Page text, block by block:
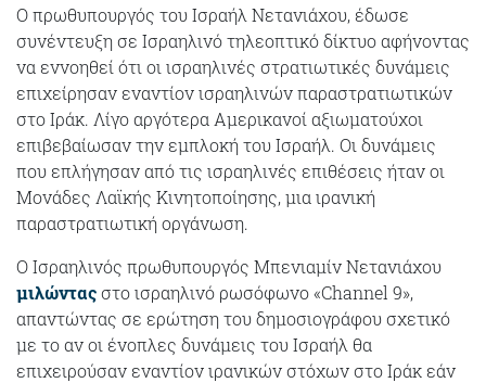
Ο πρωθυπουργός του Ισραήλ Νετανιάχου, έδωσε
συνέντευξη σε Ισραηλινό τηλεοπτικό δίκτυο αφήνοντας
να εννοηθεί ότι οι ισραηλινές στρατιωτικές δυνάμεις
επιχείρησαν εναντίον ισραηλινών παραστρατιωτικών
στο Ιράκ. Λίγο αργότερα Αμερικανοί αξιωματούχοι
επιβεβαίωσαν την εμπλοκή του Ισραήλ. Οι δυνάμεις
που επλήγησαν από τις ισραηλινές επιθέσεις ήταν οι
Μονάδες Λαϊκής Κινητοποίησης, μια ιρανική
παραστρατιωτική οργάνωση.
Ο Ισραηλινός πρωθυπουργός Μπενιαμίν Νετανιάχου
μιλώνταςστο ισραηλινό ρωσόφωνο «Channel 9»,
απαντώντας σε ερώτηση του δημοσιογράφου σχετικό
με το αν οι ένοπλες δυνάμεις του Ισραήλ θα
επιχειρούσαν εναντίον ιρανικών στόχων στο Ιράκ εάν